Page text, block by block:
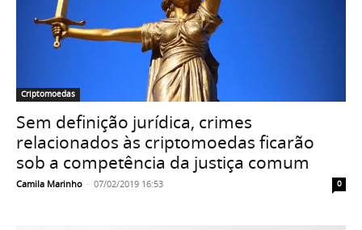
Criptomoedas
Sem definição jurídica, crimes
relacionados às criptomoedas ficarão
sob a competência da justiça comum
Camila Marinho - 07/02/2019 16:53 0